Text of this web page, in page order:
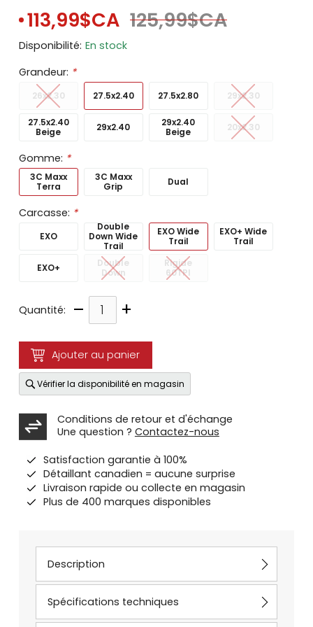
113,99$CA 125,99$CA
Disponibilité: En stock
Grandeur: *
26x2.30 27.5x2.40 27.5x2.80 29x2.30
27.5x2.40
Beige
29x2.40
29x2.40
Beige
20x2.30
Gomme: *
3C Maxx
Terra
3C Maxx
Grip
Dual
Carcasse: *
EXO
Double
Down Wide
Trail
EXO Wide
Trail
EXO+ Wide
Trail
EXO+
Double
Down
Rigide
60TPI
Quantité: – +
Ajouter au panier
Vérifier la disponibilité en magasin
Conditions de retour et d'échange
Une question ? Contactez-nous
Satisfaction garantie à 100%
Détaillant canadien = aucune surprise
Livraison rapide ou collecte en magasin
Plus de 400 marques disponibles
Description
Spécifications techniques